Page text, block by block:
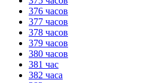
376 часов
377 часов
378 часов
379 часов
380 часов
381 час
382 часа